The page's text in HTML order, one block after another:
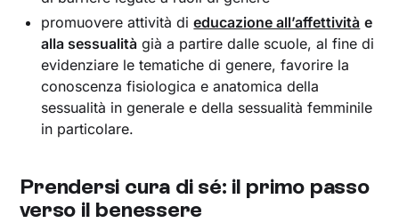
promuovere attività dieducazione all’affettività e
alla sessualità già a partire dalle scuole, al fine di
evidenziare le tematiche di genere, favorire la
conoscenza fisiologica e anatomica della
sessualità in generale e della sessualità femminile
in particolare.
Prendersi cura di sé: il primo passo
verso il benessere